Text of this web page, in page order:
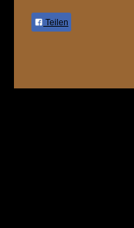
Teilen